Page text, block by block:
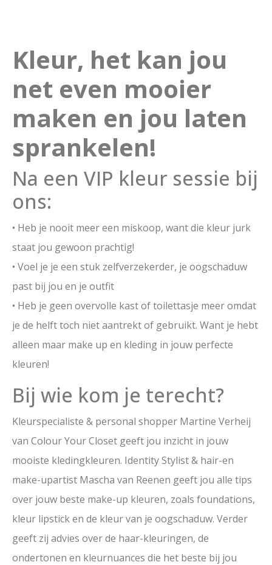
Kleur, het kan jou
net even mooier
maken en jou laten
sprankelen!
Na een VIP kleur sessie bij
ons:
• Heb je nooit meer een miskoop, want die kleur jurk
staat jou gewoon prachtig!
• Voel je je een stuk zelfverzekerder, je oogschaduw
past bij jou en je outfit
• Heb je geen overvolle kast of toilettasje meer omdat
je de helft toch niet aantrekt of gebruikt. Want je hebt
alleen maar make up en kleding in jouw perfecte
kleuren!
Bij wie kom je terecht?
Kleurspecialiste & personal shopper Martine Verheij
van Colour Your Closet geeft jou inzicht in jouw
mooiste kledingkleuren. Identity Stylist & hair-en
make-upartist Mascha van Reenen geeft jou alle tips
over jouw beste make-up kleuren, zoals foundations,
kleur lipstick en de kleur van je oogschaduw. Verder
geeft zij advies over de haar-kleuringen, de
ondertonen en kleurnuances die het beste bij jou